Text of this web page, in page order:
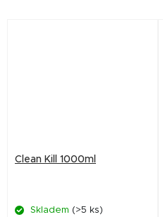
Clean Kill 1000ml
Skladem (>5 ks)